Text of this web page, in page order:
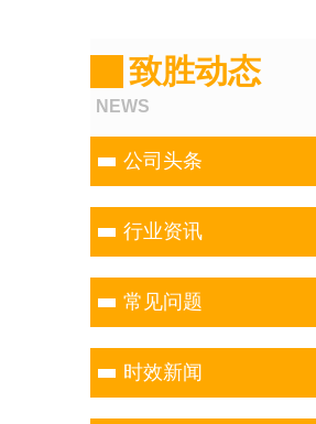
致胜动态
NEWS
公司头条
行业资讯
常见问题
时效新闻